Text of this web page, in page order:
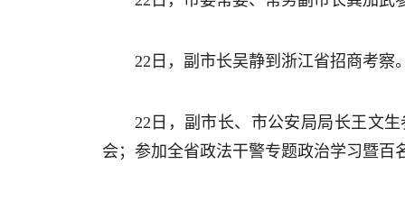
22日，副市长吴静到浙江省招商考察
22日，副市长、市公安局局长王文
会；参加全省政法干警专题政治学习暨百